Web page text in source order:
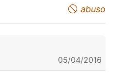
abuso
05/04/2016